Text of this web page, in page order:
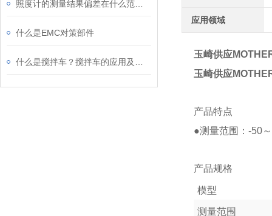
什么是EMC对策部件
应用领域
玉崎供应
玉崎供应
产品特点
●测量范围：-50
产品规格
模型
测量范围